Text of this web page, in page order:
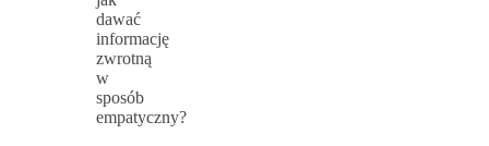
dawać
informację
zwrotną
w
sposób
empatyczny?